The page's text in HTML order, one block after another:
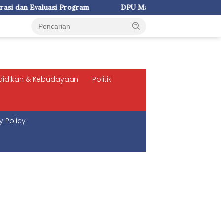
DPU Makassar Rekonstruksi Rigid Pavement di Jalan
& Kebudayaan Politik
Policy